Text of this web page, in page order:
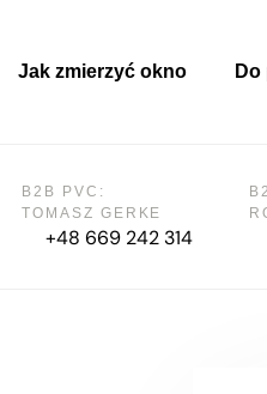
Jak zmierzyć okno
B2B PVC:
TOMASZ GERKE
+48 669 242 314